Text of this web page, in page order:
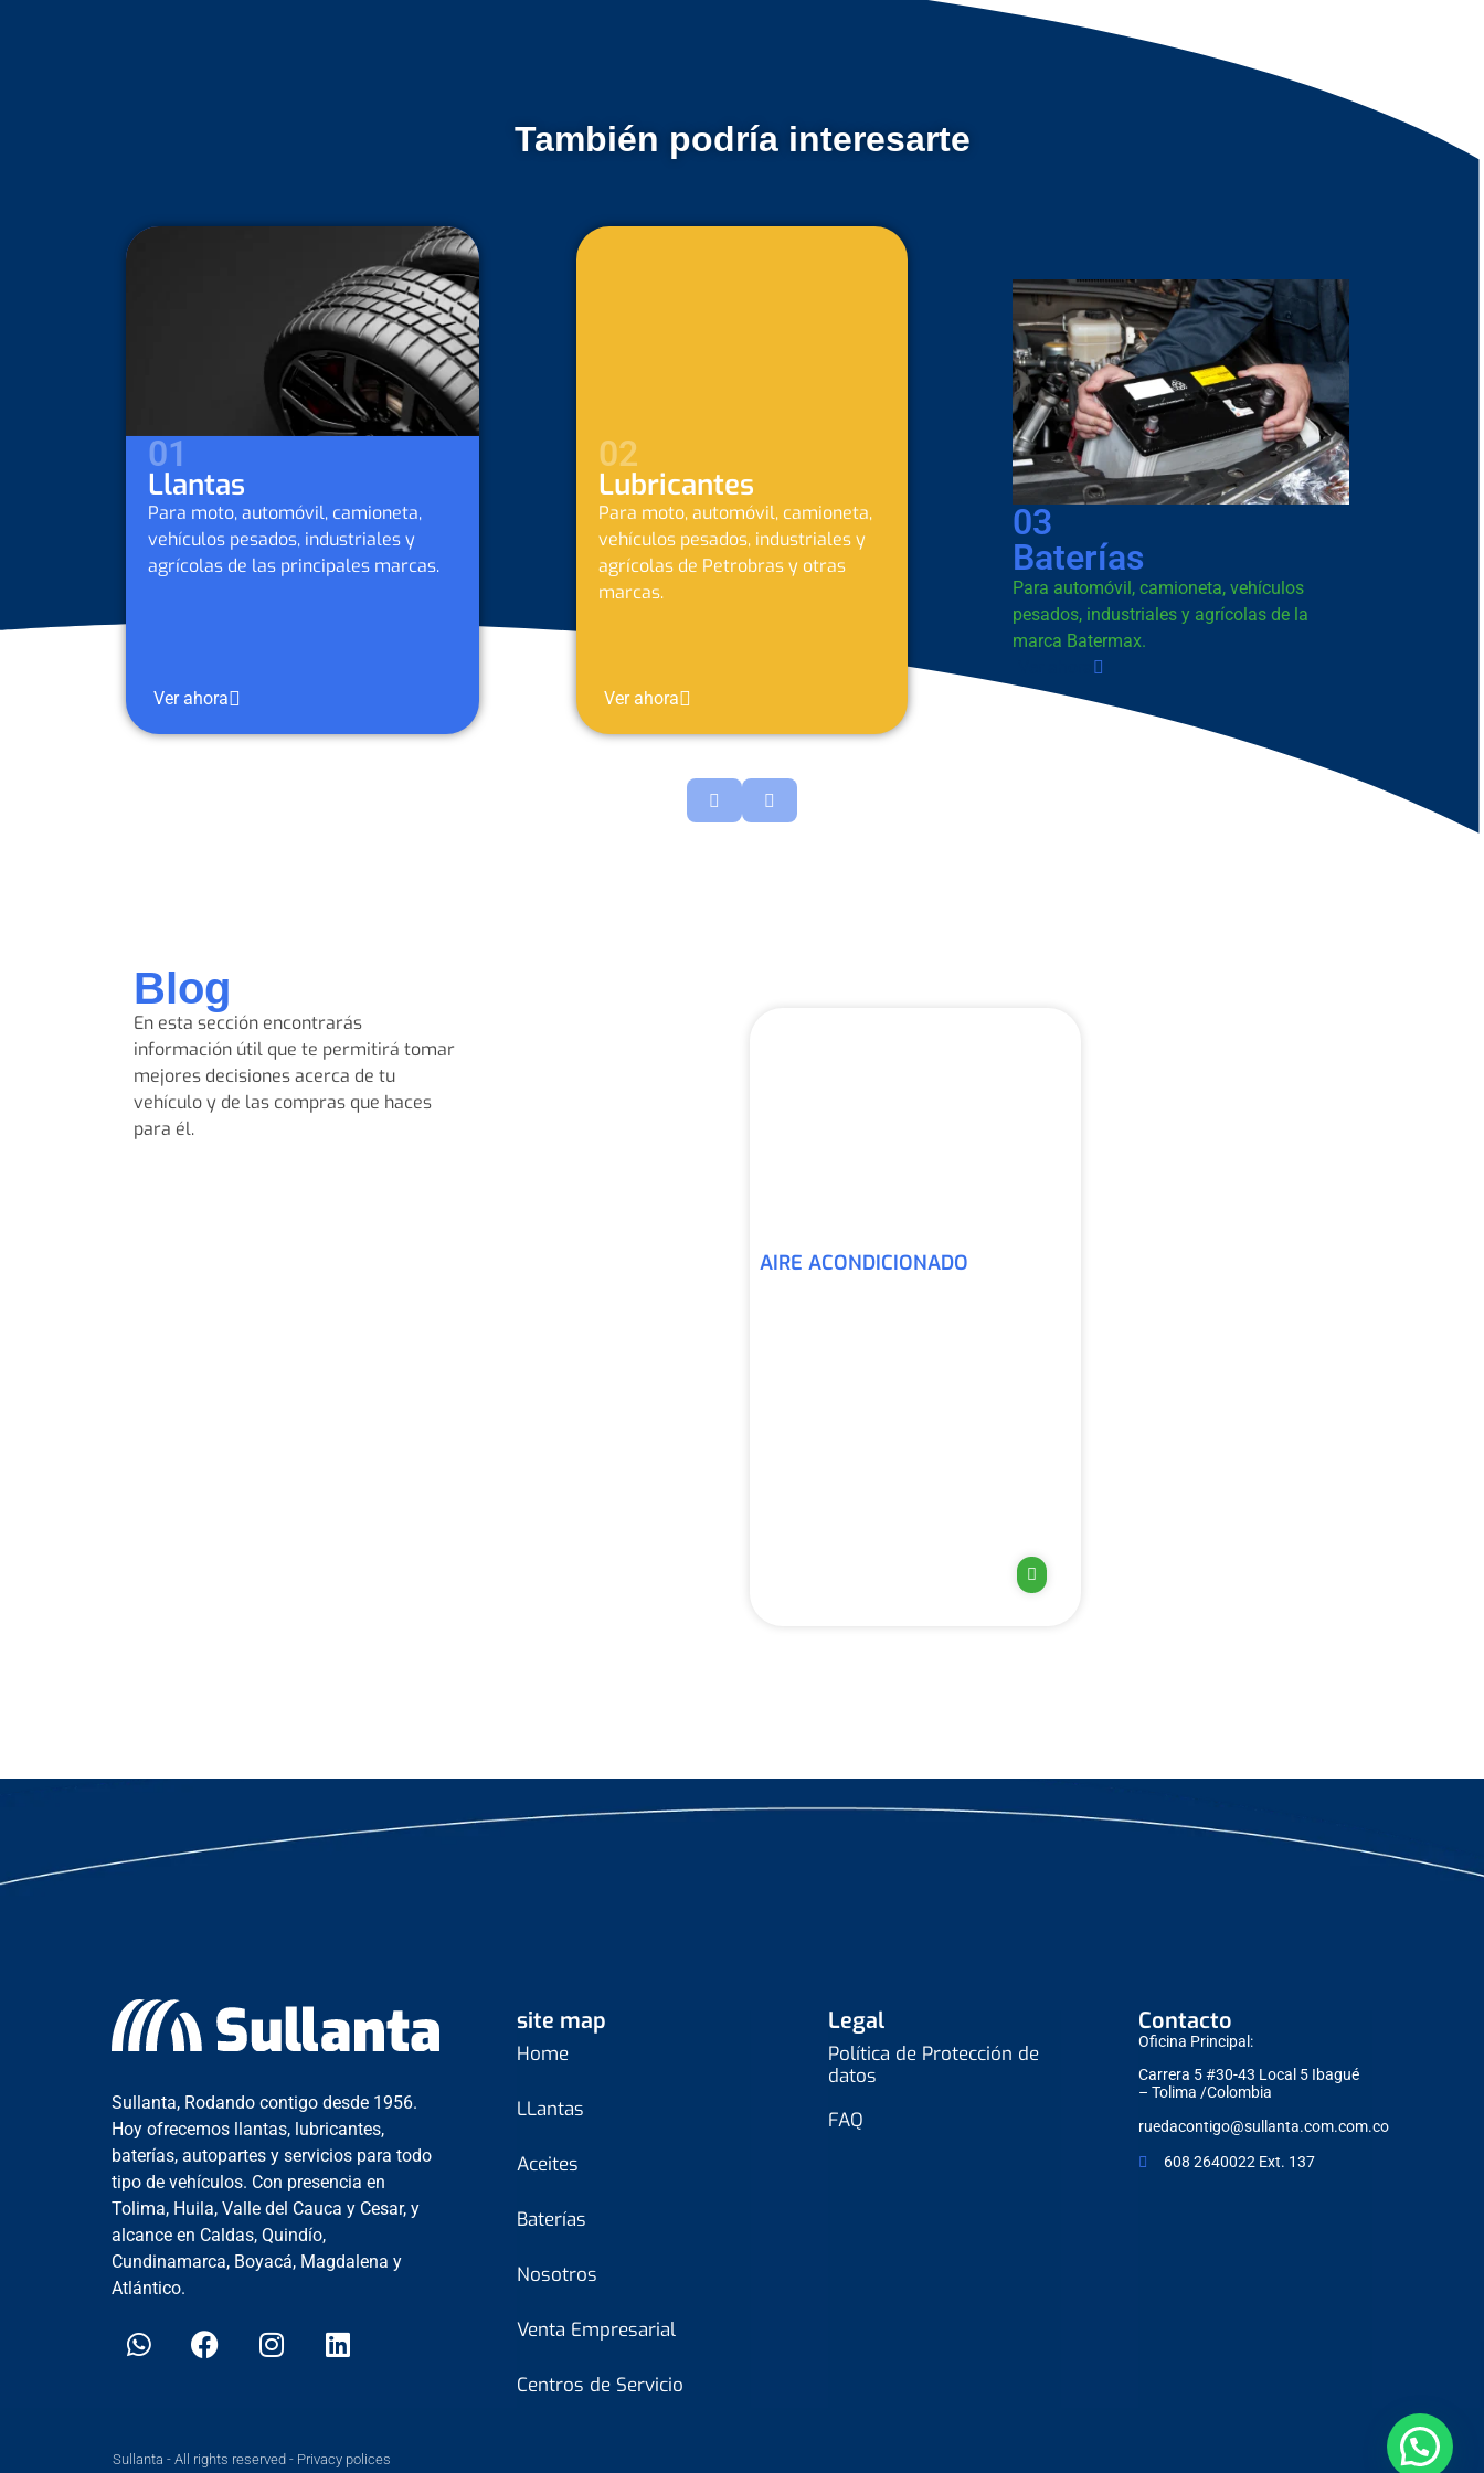
También podría interesarte
Lubricantes
Para moto, automóvil, camioneta,
vehículos pesados, industriales y
agrícolas de Petrobras y otras
Ver ahora
03
Baterías
Para automóvil, camioneta, vehículos
04
Servicios
Para automóvil, camioneta, vehículos
pesados, industriales y agrícolas en
nuestros centros de servicio.
Ver ahora
Blog
En esta sección encontrarás
información útil que te permitirá tomar
mejores decisiones acerca de tu
vehículo y de las compras que haces
para él.
AIRE ACONDICIONADO
Sullanta, Rodando contigo desde 1956.
Hoy ofrecemos llantas, lubricantes,
baterías, autopartes y servicios para todo
tipo de vehículos. Con presencia en
Tolima, Huila, Valle del Cauca y Cesar, y
alcance en Caldas, Quindío,
Cundinamarca, Boyacá, Magdalena y
Atlántico.
site map
Home
LLantas
Aceites
Baterías
Nosotros
Venta Empresarial
Centros de Servicio
Legal
Política de Protección de
datos
FAQ
Contacto
Oficina Principal:
Carrera 5 #30-43 Local 5 Ibagué
– Tolima /Colombia
ruedacontigo@sullanta.com.com.co
608 2640022 Ext. 137
Sullanta - All rights reserved - Privacy polices